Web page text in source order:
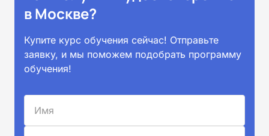
в Москве?
Купите курс обучения сейчас! Отправьте
заявку, и мы поможем подобрать программу
обучения!